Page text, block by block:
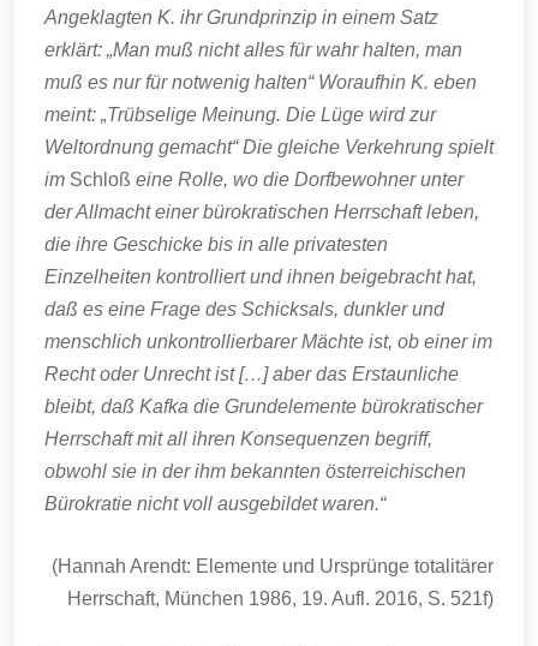
Angeklagten K. ihr Grundprinzip in einem Satz
erklärt: „Man muß nicht alles für wahr halten, man
muß es nur für notwenig halten“ Woraufhin K. eben
meint: „Trübselige Meinung. Die Lüge wird zur
Weltordnung gemacht“ Die gleiche Verkehrung spielt
im Schloß eine Rolle, wo die Dorfbewohner unter
der Allmacht einer bürokratischen Herrschaft leben,
die ihre Geschicke bis in alle privatesten
Einzelheiten kontrolliert und ihnen beigebracht hat,
daß es eine Frage des Schicksals, dunkler und
menschlich unkontrollierbarer Mächte ist, ob einer im
Recht oder Unrecht ist […] aber das Erstaunliche
bleibt, daß Kafka die Grundelemente bürokratischer
Herrschaft mit all ihren Konsequenzen begriff,
obwohl sie in der ihm bekannten österreichischen
Bürokratie nicht voll ausgebildet waren.“
(Hannah Arendt: Elemente und Ursprünge totalitärer
Herrschaft, München 1986, 19. Aufl. 2016, S. 521f)